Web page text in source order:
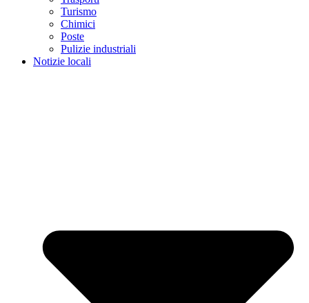
Turismo
Chimici
Poste
Pulizie industriali
Notizie locali